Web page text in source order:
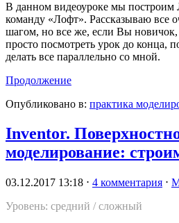
В данном видеоуроке мы построим
команду «Лофт». Рассказываю все
шагом, но все же, если Вы новичок,
просто посмотреть урок до конца,
делать все параллельно со мной.
Продолжение
Опубликовано в: практика
Inventor.
моделирование:
03.12.2017 13:18 ⋅ 4 комментария ⋅
Уровень: средний / сложный